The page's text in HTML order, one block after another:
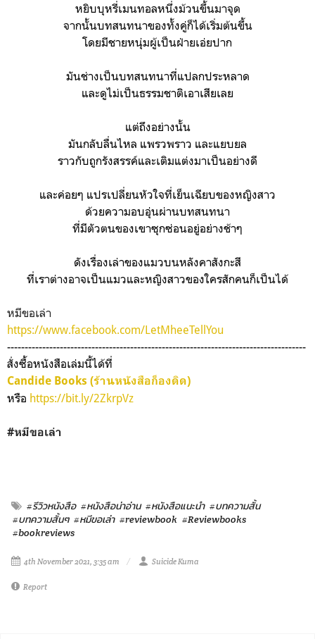
หยิบบุหรี่เมนทอลหนึ่งม้วนขึ้นมาจุด
จากนั้นบทสนทนาของทั้งคู่ก็ได้เริ่มต้นขึ้น
โดยมีชายหนุ่มผู้เป็นฝ่ายเอ่ยปาก
มันช่างเป็นบทสนทนาที่แปลกประหลาด
และดูไม่เป็นธรรมชาติเอาเสียเลย
แต่ถึงอย่างนั้น
มันกลับลื่นไหล แพรวพราว และแยบยล
ราวกับถูกรังสรรค์และเติมแต่งมาเป็นอย่างดี
และค่อยๆ แปรเปลี่ยนหัวใจที่เย็นเฉียบของหญิงสาว
ด้วยความอบอุ่นผ่านบทสนทนา
ที่มีตัวตนของเขาซุกซ่อนอยู่อย่างช้าๆ
ดังเรื่องเล่าของแมวบนหลังคาสังกะสี
ที่เราต่างอาจเป็นแมวและหญิงสาวของใครสักคนก็เป็นได้
หมีขอเล่า
https://www.facebook.com/LetMheeTellYou
-------------------------------------------------------------------------------------
สั่งซื้อหนังสือเล่มนี้ได้ที่
Candide Books (ร้านหนังสือก็องดิด)
หรือ https://bit.ly/2ZkrpVz
#หมีขอเล่า
#รีวิวหนังสือ #หนังสือน่าอ่าน #หนังสือแนะนำ #บทความสั้น
#บทความสั้นๆ #หมีขอเล่า #reviewbook #Reviewbooks
#bookreviews
4th November 2021, 3:35 am Suicide Kuma
Report